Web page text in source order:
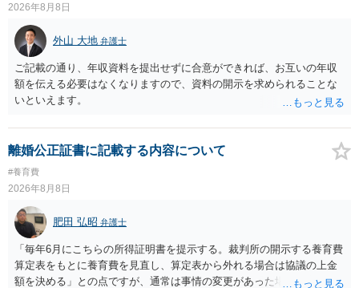
2026年8月8日
外山 大地 弁護士
ご記載の通り、年収資料を提出せずに合意ができれば、お互いの年収
額を伝える必要はなくなりますので、資料の開示を求められることな
いといえます。
離婚公正証書に記載する内容について
#養育費
2026年8月8日
肥田 弘昭 弁護士
「毎年6月にこちらの所得証明書を提示する。裁判所の開示する養育費
算定表をもとに養育費を見直し、算定表から外れる場合は協議の上金
額を決める」との点ですが、通常は事情の変更があった場合に変更し